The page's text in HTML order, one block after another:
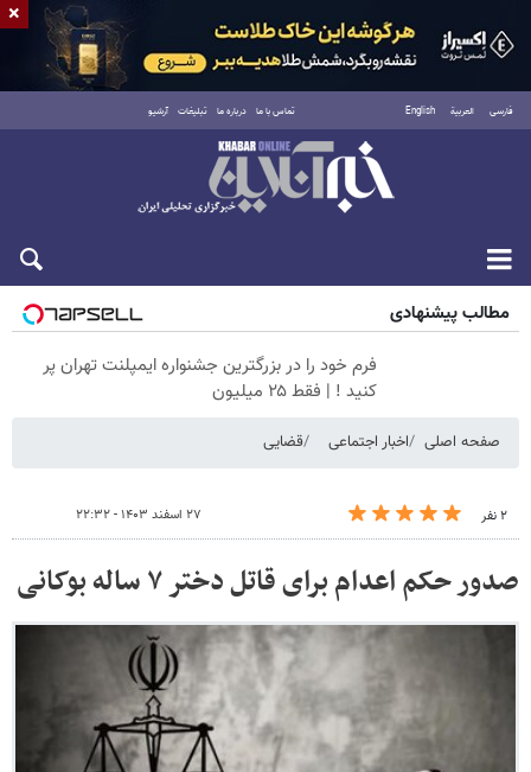
فارسی العربية English تماس با ما درباره ما تبلیغات آرشیو
جمعه ۱۶ مرداد ۱۴۰۵
مطالب پیشنهادی
فرم خود را در بزرگترین جشنواره ایمپلنت تهران پر
کنید ! | فقط ۲۵ میلیون
صفحه اصلی اخبار اجتماعی قضایی
۲ نفر ۲۷ اسفند ۱۴۰۳ - ۲۲:۳۲
صدور حکم اعدام برای قاتل دختر ۷ ساله بوکانی
×